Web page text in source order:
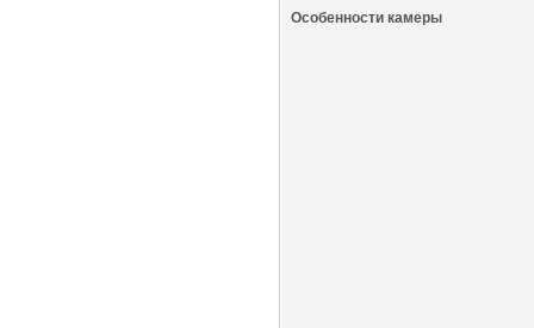
Особенности камеры